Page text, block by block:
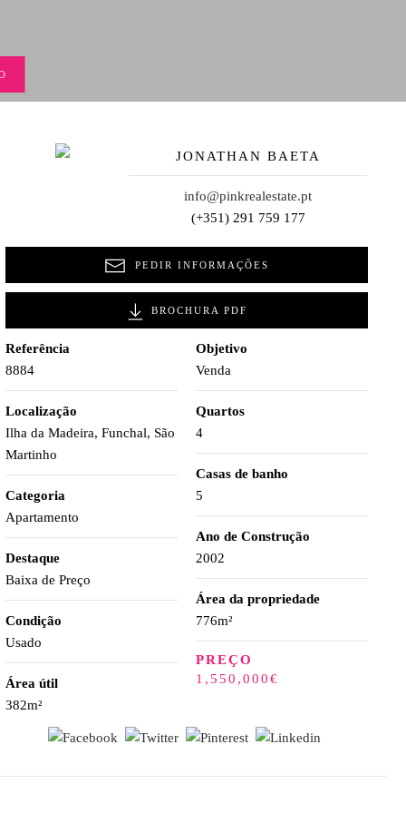
JONATHAN BAETA
info@pinkrealestate.pt
(+351) 291 759 177
PEDIR INFORMAÇÕES
BROCHURA PDF
Referência
8884
Localização
Ilha da Madeira, Funchal, São
Martinho
Categoria
Apartamento
Destaque
Baixa de Preço
Condição
Usado
Área útil
382m²
Objetivo
Venda
Quartos
4
Casas de banho
5
Ano de Construção
2002
Área da propriedade
776m²
PREÇO
1,550,000€